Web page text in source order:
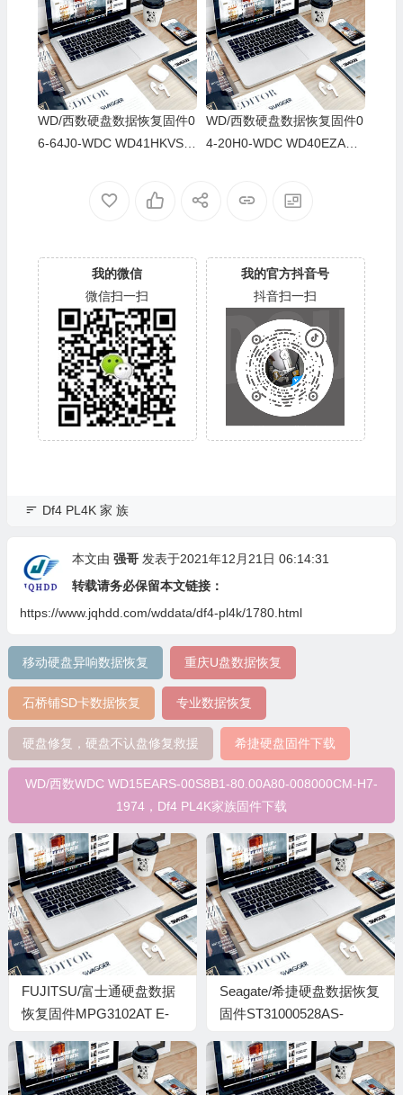
52D71DH04K-00060064-27
00
22D2143CAS-00060064-27
00
WD/西数硬盘数据恢复固件0
6-64J0-WDC WD41HKVS-7
WD/西数硬盘数据恢复固件0
4-20H0-WDC WD40EZAZ-0
700
我的微信
微信扫一扫
我的官方抖音号
抖音扫一扫
Df4 PL4K 家 族
本文由 强哥 发表于2021年12月21日 06:14:31
转载请务必保留本文链接：
https://www.jqhdd.com/wddata/df4-pl4k/1780.html
移动硬盘异响数据恢复 重庆U盘数据恢复
石桥铺SD卡数据恢复 专业数据恢复
硬盘修复，硬盘不认盘修复救援 希捷硬盘固件下载
WD/西数WDC WD15EARS-00S8B1-80.00A80-008000CM-H7-
1974，Df4 PL4K家族固件下载
FUJITSU/富士通硬盘数据
恢复固件MPG3102AT E-
Seagate/希捷硬盘数据恢复
固件ST31000528AS-